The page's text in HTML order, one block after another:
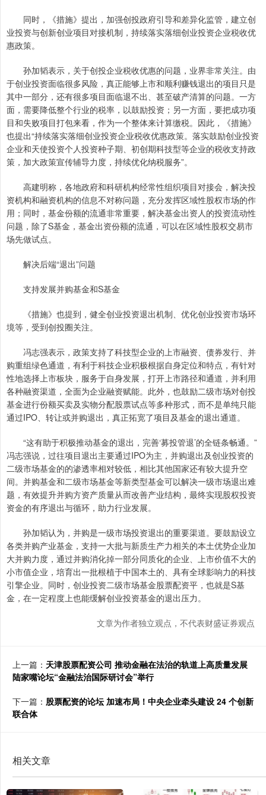
同时，《措施》提出，加强创投政府引导和差异化监管，建立创
业投资与创新创业项目对接机制，持续落实落细创业投资企业税收优
惠政策。
孙加韬表示，关于创投企业税收优惠的问题，业界非常关注。由
于创业投资面临很多风险，真正能够上市和顺利赚钱退出的项目只是
其中一部分，还有很多项目面临退不出、甚至破产清算的问题。一方
面，需要降低整个行业的税率，以鼓励投资；另一方面，要把成功项
目和失败项目打包来看，作为一个整体来计算缴税。因此，《措施》
也提出“持续落实落细创业投资企业税收优惠政策。落实鼓励创业投资
企业和天使投资个人投资种子期、初创期科技型等企业的税收支持政
策，加大政策宣传辅导力度，持续优化纳税服务”。
高建明称，各地政府和科研机构经常性组织项目对接会，解决投
资机构和融资机构的信息不对称问题，充分发挥区域性股权市场的作
用；同时，基金份额的流通非常重要，解决基金出资人的投资流动性
问题，除了S基金，基金出资份额的流通，可以在区域性股权交易市
场先做试点。
解决后端“退出”问题
支持发展并购基金和S基金
《措施》也提到，健全创业投资退出机制、优化创业投资市场环
境等，受到创投圈关注。
冯志强表示，政策支持了科技型企业的上市融资、债券发行、并
购重组绿色通道，有利于科技企业积极根据自身定位和特点，有针对
性地选择上市板块，服务于自身发展，打开上市路径和通道，并利用
各种融资渠道，全面为企业融资赋能。此外，也鼓励二级市场对创投
基金进行份额买卖及实物分配股票试点等多种形式，而不是单纯只能
通过IPO、转让或并购退出，真正拓宽了项目及基金的退出通道。
“这有助于积极推动基金的退出，完善‘募投管退’的全链条畅通。”
冯志强说，过往项目退出主要通过IPO为主，并购退出及创业投资的
二级市场基金的的渗透率相对较低，相比其他国家还有较大提升空
间。并购基金和二级市场基金等新类型基金可以解决一级市场退出难
题，有效提升并购方资产质量从而改善产业结构，最终实现股权投资
资金的有序退出与循环，助力行业发展。
孙加韬认为，并购是一级市场投资退出的重要渠道。要鼓励设立
各类并购产业基金，支持一大批与新质生产力相关的本土优势企业加
大并购力度，通过并购消化掉一部分同质化的企业、上市价值不大的
小市值企业，培育出一批根植于中国本土的、具有全球影响力的科技
引擎企业。同时，创业投资二级市场基金股票配资平，也就是S基
金，在一定程度上也能缓解创业投资基金的退出压力。
文章为作者独立观点，不代表财盛证券观点
上一篇： 天津股票配资公司 推动金融在法治的轨道上高质量发展
陆家嘴论坛“金融法治国际研讨会”举行
下一篇： 股票配资的论坛 加速布局！中央企业牵头建设 24 个创新
联合体
相关文章